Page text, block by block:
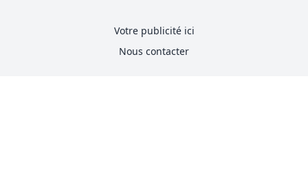
Votre publicité ici
Nous contacter